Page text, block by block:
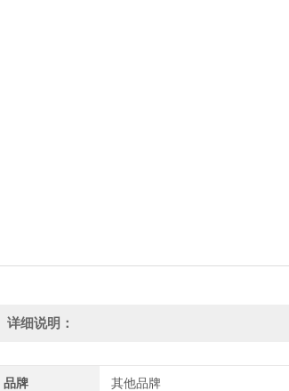
详细说明：
品牌 其他品牌